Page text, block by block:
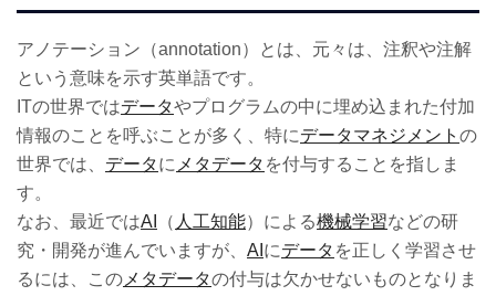
アノテーション（annotation）とは、元々は、注釈や注解
という意味を示す英単語です。
ITの世界ではデータやプログラムの中に埋め込まれた付加
情報のことを呼ぶことが多く、特にデータマネジメント の
世界では、 データに メタデータ を付与することを指しま
す。
なお、最近ではAI （ 人工知能）による機械学習などの研
究・開発が進んでいますが、 AI にデータ を正しく学習させ
るには、この メタデータの付与は欠かせないものとなりま